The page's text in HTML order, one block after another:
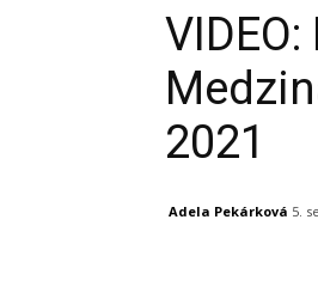
2021
Adela Pekárková 5.